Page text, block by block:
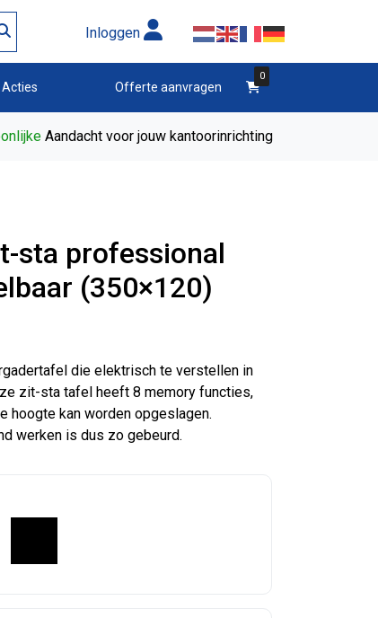
Inloggen
Acties winkelwagen
0
Offerte aanvragen
Aandacht voor jouw kantoorinrichting
sta professional
(350×120)
die elektrisch te verstellen in
zit-sta tafel heeft 8 memory functies,
hoogte kan worden opgeslagen.
werken is dus zo gebeurd.